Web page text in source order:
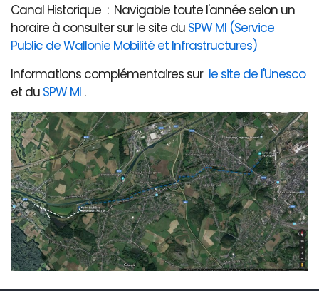
Canal Historique : Navigable toute l'année selon un
horaire à consulter sur le site du SPW MI (Service
Public de Wallonie Mobilité et Infrastructures)
Informations complémentaires sur le site de l'Unesco
et du SPW MI .